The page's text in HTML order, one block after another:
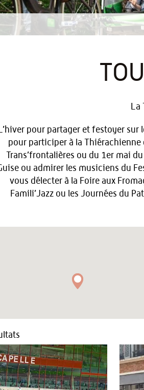
La
pour partager et festoyer sur
pour participer à la Thiérachienne
Trans’frontalières ou du 1er mai
ou admirer les musiciens du
vous délecter à la Foire aux
Famili’Jazz ou les Journées du